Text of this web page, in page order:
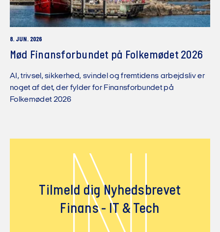
8. JUN. 2026
Mød Finansforbundet på Folkemødet 2026
AI, trivsel, sikkerhed, svindel og fremtidens arbejdsliv er
noget af det, der fylder for Finansforbundet på
Folkemødet 2026
Tilmeld dig Nyhedsbrevet
Finans - IT & Tech